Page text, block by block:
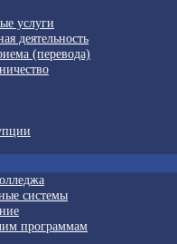
услуги
деятельность
(перевода)
системы
программам